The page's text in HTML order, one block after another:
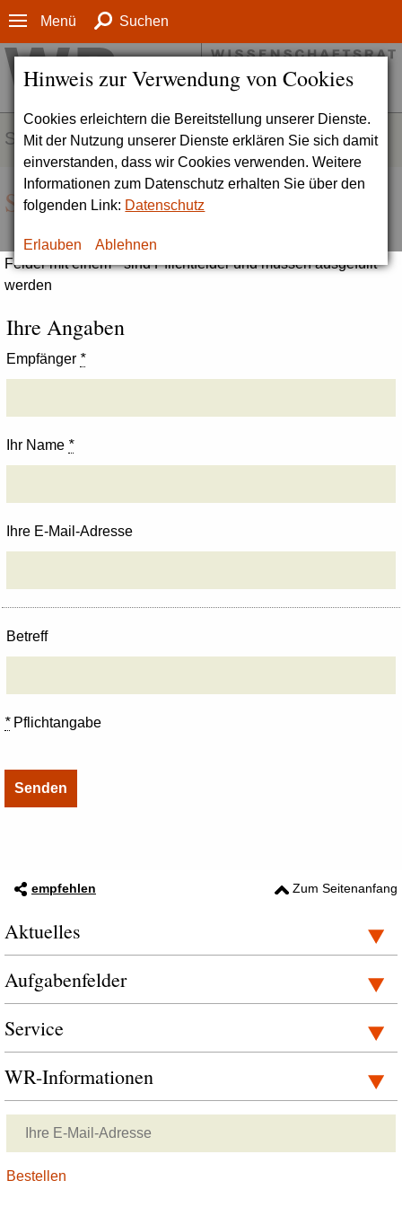
Hinweis zur Verwendung von Cookies
Cookies erleichtern die Bereitstellung unserer Dienste.
Mit der Nutzung unserer Dienste erklären Sie sich damit
einverstanden, dass wir Cookies verwenden. Weitere
Informationen zum Datenschutz erhalten Sie über den
folgenden Link: Datenschutz
Erlauben Ablehnen
Menü Suchen
SERVICE
Seite empfehlen
Felder mit einem * sind Pflichtfelder und müssen ausgefüllt
werden
Ihre Angaben
Empfänger *
Ihr Name *
Ihre E-Mail-Adresse
Betreff
*Pflichtangabe
empfehlen Zum Seitenanfang
Aktuelles
Aufgabenfelder
Service
WR-Informationen